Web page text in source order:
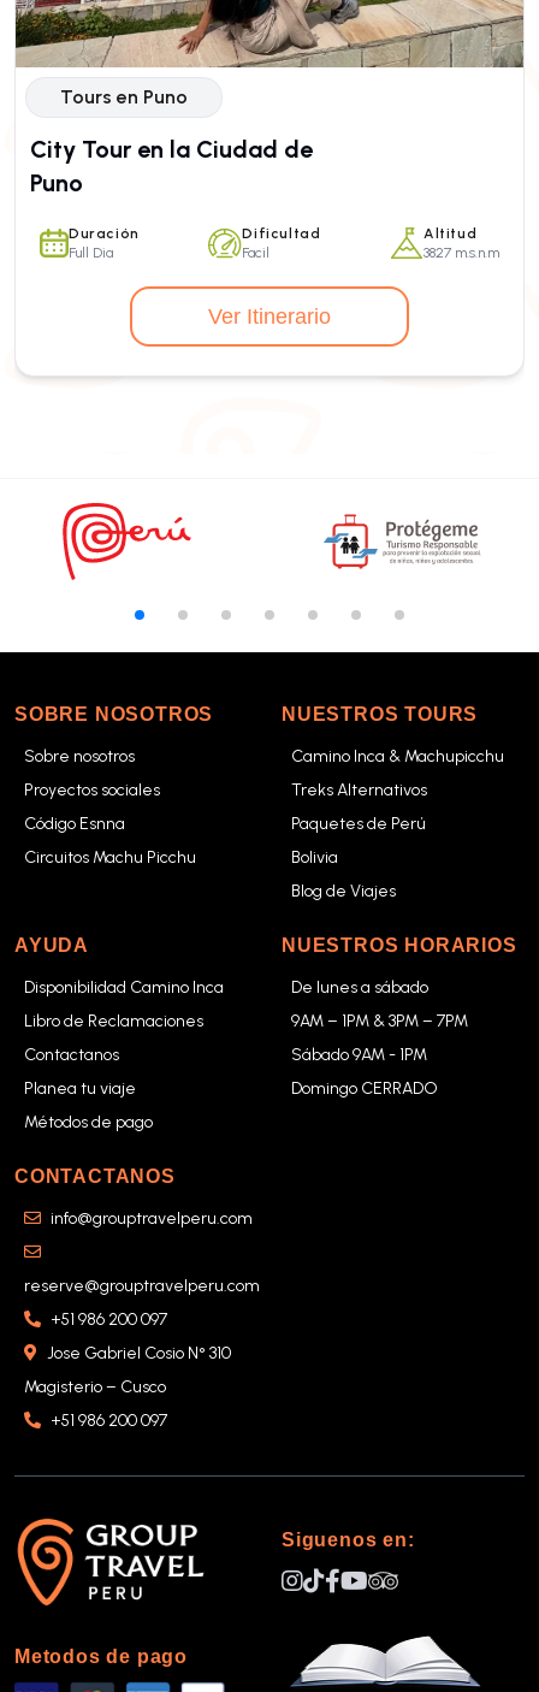
Tours en Puno
City Tour en la Ciudad de
Puno
Duración
Full Dia
Dificultad
Facil
Altitud
3827 m.s.n.m
Ver Itinerario
SOBRE NOSOTROS
Sobre nosotros
Proyectos sociales
Código Esnna
Circuitos Machu Picchu
NUESTROS TOURS
Camino Inca & Machupicchu
Treks Alternativos
Paquetes de Perú
Bolivia
Blog de Viajes
AYUDA
Disponibilidad Camino Inca
Libro de Reclamaciones
Contactanos
Planea tu viaje
Métodos de pago
NUESTROS HORARIOS
De lunes a sábado
9AM – 1PM & 3PM – 7PM
Sábado 9AM - 1PM
Domingo CERRADO
CONTACTANOS
info@grouptravelperu.com
reserve@grouptravelperu.com
+51 986 200 097
Jose Gabriel Cosio N° 310
Magisterio – Cusco
+51 986 200 097
Siguenos en:
Metodos de pago